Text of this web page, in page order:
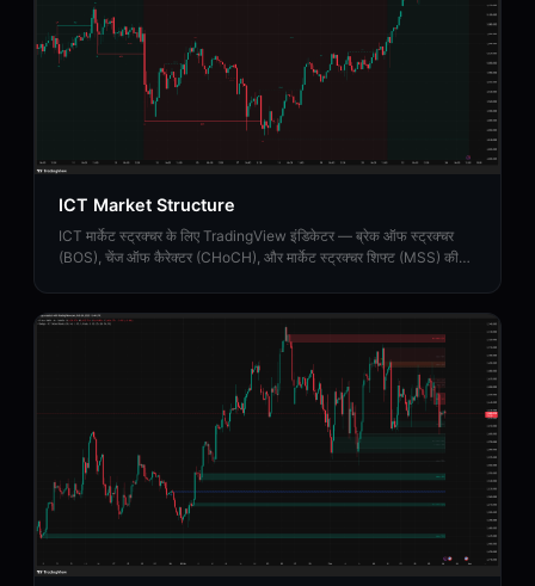
ICT Market Structure
ICT मार्केट स्ट्रक्चर के लिए TradingView इंडिकेटर — ब्रेक ऑफ स्ट्रक्चर
(BOS), चेंज ऑफ कैरेक्टर (CHoCH), और मार्केट स्ट्रक्चर शिफ्ट (MSS) की